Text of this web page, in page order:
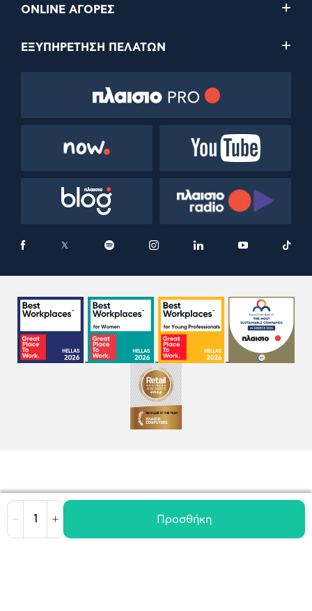
Μείωση Αύξηση Προσθήκη
ONLINE ΑΓΟΡΕΣ
ΕΞΥΠΗΡΕΤΗΣΗ ΠΕΛΑΤΩΝ